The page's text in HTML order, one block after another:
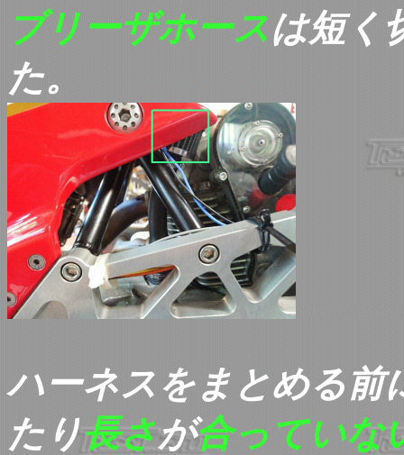
ブリーザホースは短く
た。
ハーネスをまとめる前
たり長さが合っていな